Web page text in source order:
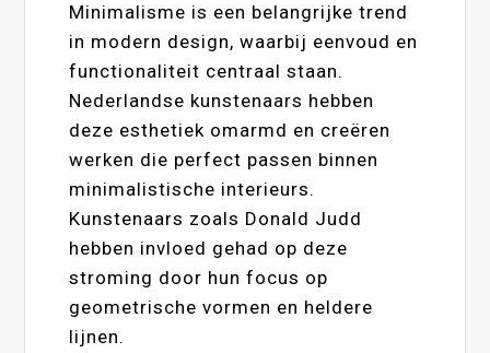
Minimalisme is een belangrijke trend
in modern design, waarbij eenvoud en
functionaliteit centraal staan.
Nederlandse kunstenaars hebben
deze esthetiek omarmd en creëren
werken die perfect passen binnen
minimalistische interieurs.
Kunstenaars zoals Donald Judd
hebben invloed gehad op deze
stroming door hun focus op
geometrische vormen en heldere
lijnen.